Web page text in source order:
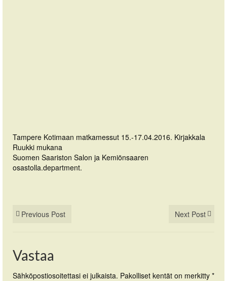
Tampere Kotimaan matkamessut 15.-17.04.2016. Kirjakkala
Ruukki mukana
Suomen Saariston Salon ja Kemiönsaaren
osastolla.department.
Previous Post Next Post
Vastaa
Sähköpostiosoitettasi ei julkaista. Pakolliset kentät on merkitty *